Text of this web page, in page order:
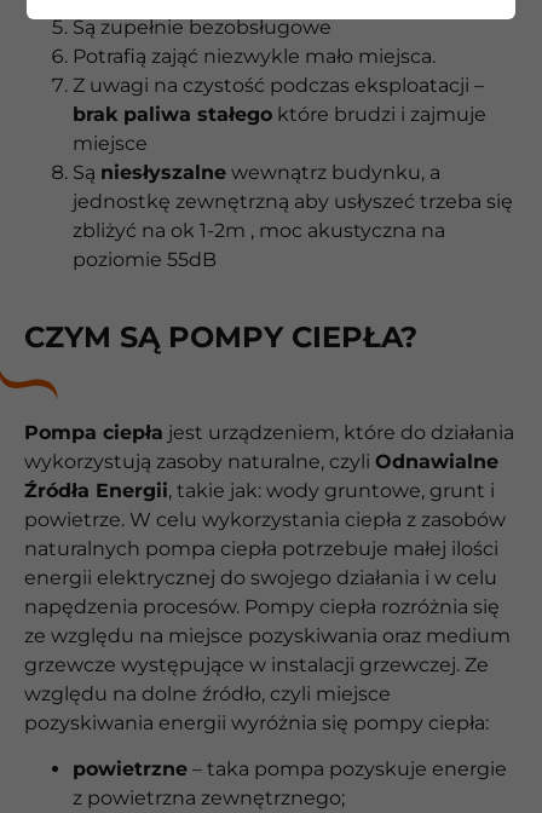
Są zupełnie bezobsługowe
Potrafią zająć niezwykle mało miejsca.
Z uwagi na czystość podczas eksploatacji –
brak paliwa stałego które brudzi i zajmuje
miejsce
Są niesłyszalne wewnątrz budynku, a
jednostkę zewnętrzną aby usłyszeć trzeba się
zbliżyć na ok 1-2m , moc akustyczna na
poziomie 55dB
CZYM SĄ POMPY CIEPŁA?
Pompa ciepła jest urządzeniem, które do działania
wykorzystują zasoby naturalne, czyli Odnawialne
Źródła Energii, takie jak: wody gruntowe, grunt i
powietrze. W celu wykorzystania ciepła z zasobów
naturalnych pompa ciepła potrzebuje małej ilości
energii elektrycznej do swojego działania i w celu
napędzenia procesów. Pompy ciepła rozróżnia się
ze względu na miejsce pozyskiwania oraz medium
grzewcze występujące w instalacji grzewczej. Ze
względu na dolne źródło, czyli miejsce
pozyskiwania energii wyróżnia się pompy ciepła:
powietrzne – taka pompa pozyskuje energie
z powietrzna zewnętrznego;